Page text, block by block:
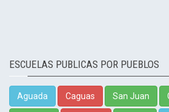
ESCUELAS PUBLICAS POR PUEBLOS
Aguada Caguas San Juan